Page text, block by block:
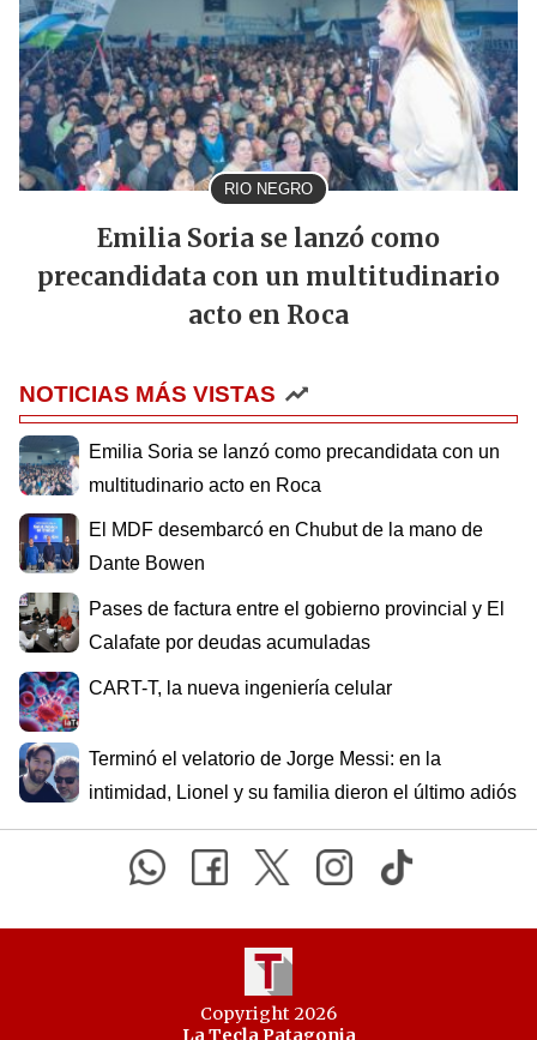
RIO NEGRO
Emilia Soria se lanzó como
precandidata con un multitudinario
acto en Roca
NOTICIAS MÁS VISTAS
Emilia Soria se lanzó como precandidata con un
multitudinario acto en Roca
El MDF desembarcó en Chubut de la mano de
Dante Bowen
Pases de factura entre el gobierno provincial y El
Calafate por deudas acumuladas
CART-T, la nueva ingeniería celular
Terminó el velatorio de Jorge Messi: en la
intimidad, Lionel y su familia dieron el último adiós
Copyright 2026